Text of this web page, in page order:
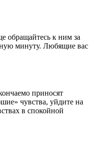
обращайтесь к ним за
минуту. Любящие вас
приносят
чувства, уйдите на
в спокойной